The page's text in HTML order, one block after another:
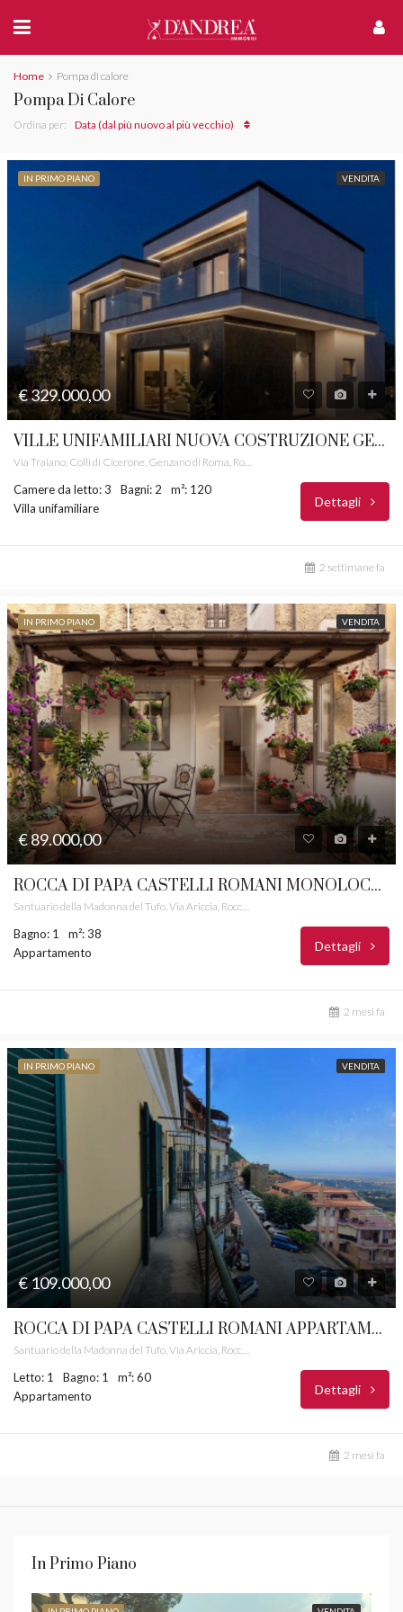
Home Pompa di calore
Pompa Di Calore
Ordina per: Data (dal più nuovo al più vecchio)
IN PRIMO PIANO VENDITA
€ 329.000,00
VILLE UNIFAMILIARI NUOVA COSTRUZIONE GENZANO DI ROMA COLLI DI CICERONE CASTELLI ROMANI RIF. 70
Via Traiano, Colli di Cicerone, Genzano di Roma, Roma Capitale, Lazio, 00049, Italia
Camere da letto: 3 Bagni: 2
m²: 120
Villa unifamiliare
Dettagli
2 settimane fa
IN PRIMO PIANO VENDITA
€ 89.000,00
ROCCA DI PAPA CASTELLI ROMANI MONOLOCALE PANORAMICO RIF. 7M
Bagno: 1
m²: 38
Appartamento
Dettagli
2 mesi fa
IN PRIMO PIANO VENDITA
€ 109.000,00
ROCCA DI PAPA CASTELLI ROMANI APPARTAMENTO PANORAMICO RIF. 7B
Santuario della Madonna del Tufo, Via Ariccia, Rocca di Papa, Roma Capitale, Lazio, 00074, Italia
Letto: 1 Bagno: 1
m²: 60
Appartamento
Dettagli
2 mesi fa
In Primo Piano